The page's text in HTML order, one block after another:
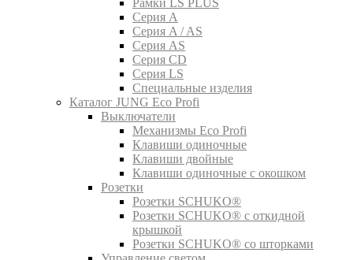
Рамки LS PLUS
Серия A
Серия A / AS
Серия AS
Серия CD
Серия LS
Специальные изделия
Каталог JUNG Eco Profi
Выключатели
Механизмы Eco Profi
Клавиши одиночные
Клавиши двойные
Клавиши одиночные с окошком
Розетки
Розетки SCHUKO®
Розетки SCHUKO® с откидной
крышкой
Розетки SCHUKO® со шторками